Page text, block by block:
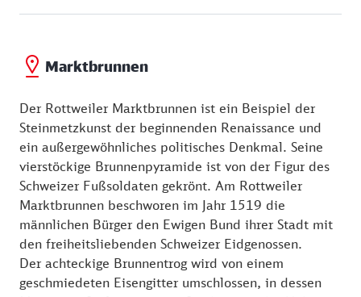
Marktbrunnen
Der Rottweiler Marktbrunnen ist ein Beispiel der
Steinmetzkunst der beginnenden Renaissance und
ein außergewöhnliches politisches Denkmal. Seine
vierstöckige Brunnenpyramide ist von der Figur des
Schweizer Fußsoldaten gekrönt. Am Rottweiler
Marktbrunnen beschworen im Jahr 1519 die
männlichen Bürger den Ewigen Bund ihrer Stadt mit
den freiheitsliebenden Schweizer Eidgenossen.
Der achteckige Brunnentrog wird von einem
geschmiedeten Eisengitter umschlossen, in dessen